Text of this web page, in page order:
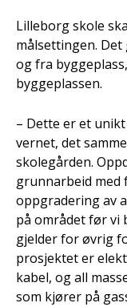
Lilleborg skole
målsettingen.
og fra
byggeplassen.
– Dette er et
vernet, det
skolegården.
grunnarbeid med
oppgradering av
på området før vi
gjelder for øvrig
prosjektet er
kabel, og all
som kjører på